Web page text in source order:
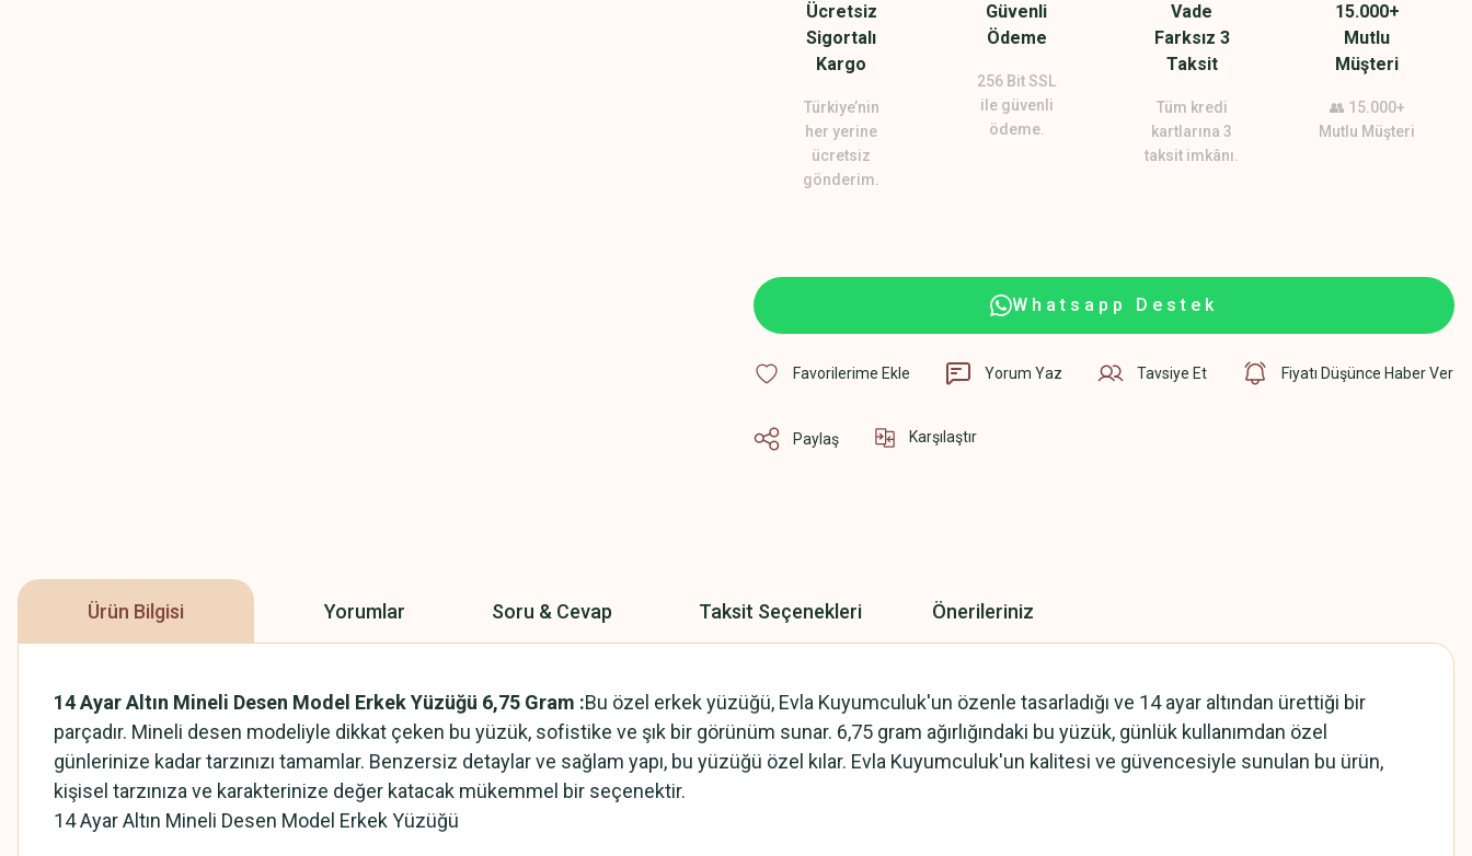
Ücretsiz
Sigortalı
Kargo
Türkiye’nin
her yerine
ücretsiz
gönderim.
Güvenli
Ödeme
256 Bit SSL
ile güvenli
ödeme.
Vade
Farksız 3
Taksit
Tüm kredi
kartlarına 3
taksit imkânı.
15.000+
Mutlu
Müşteri
👥 15.000+
Mutlu Müşteri
Whatsapp Destek
Yorum Yaz Tavsiye Et Fiyatı Düşünce Haber Ver
Paylaş Karşılaştır
Ürün Bilgisi Yorumlar Soru & Cevap Taksit Seçenekleri Önerileriniz
14 Ayar Altın Mineli Desen Model Erkek Yüzüğü 6,75 Gram :Bu özel erkek yüzüğü, Evla Kuyumculuk'un özenle tasarladığı ve 14 ayar altından ürettiği bir
parçadır. Mineli desen modeliyle dikkat çeken bu yüzük, sofistike ve şık bir görünüm sunar. 6,75 gram ağırlığındaki bu yüzük, günlük kullanımdan özel
günlerinize kadar tarzınızı tamamlar. Benzersiz detaylar ve sağlam yapı, bu yüzüğü özel kılar. Evla Kuyumculuk'un kalitesi ve güvencesiyle sunulan bu ürün,
kişisel tarzınıza ve karakterinize değer katacak mükemmel bir seçenektir.
14 Ayar Altın Mineli Desen Model Erkek Yüzüğü